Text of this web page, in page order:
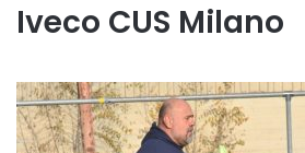
Iveco CUS Milano